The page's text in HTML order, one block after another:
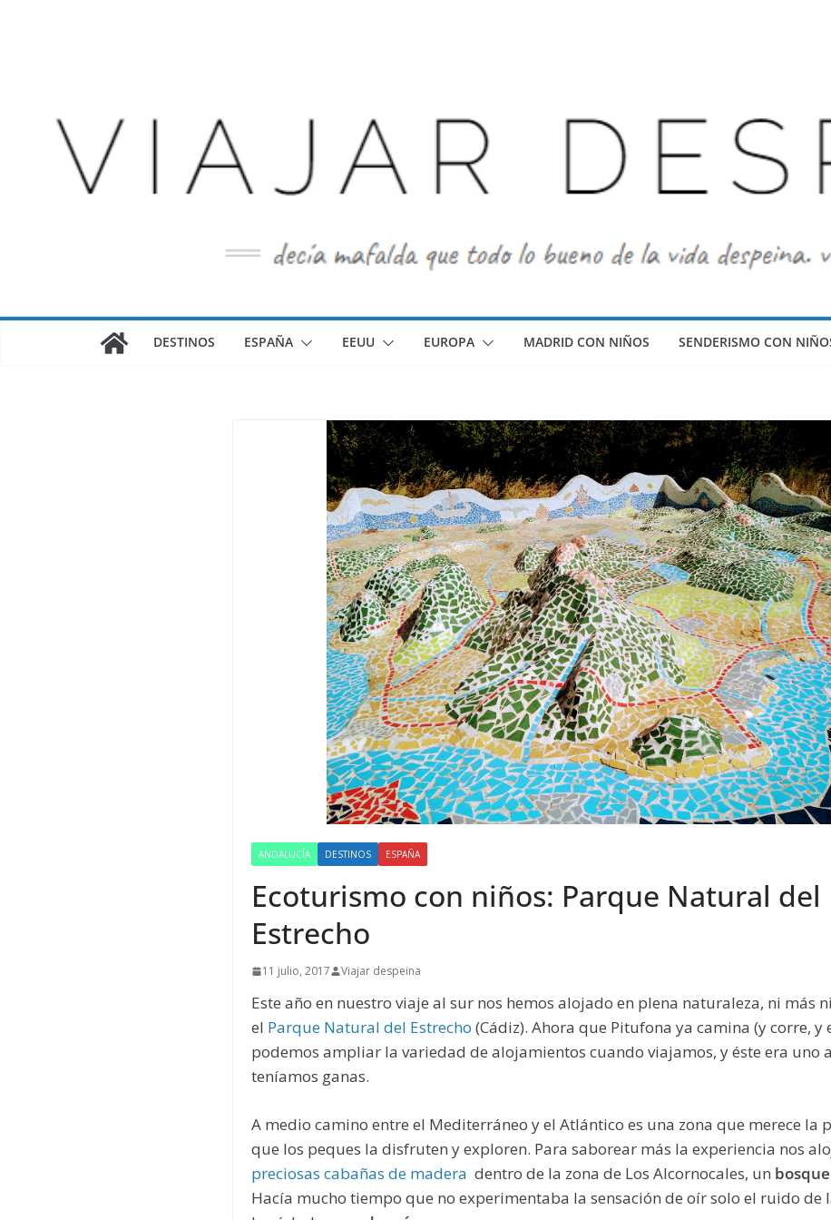
DESTINOS ESPAÑA EEUU EUROPA MADRID CON NIÑOS SENDERISMO CON
ANDALUCÍA DESTINOS ESPAÑA
Ecoturismo con niños: Parque Natural del
Estrecho
11 julio, 2017 Viajar despeina
Este año en nuestro viaje al sur nos hemos alojado en plena naturaleza, ni más
el Parque Natural del Estrecho (Cádiz). Ahora que Pitufona ya camina (y corre, y
podemos ampliar la variedad de alojamientos cuando viajamos, y éste era uno
teníamos ganas.
A medio camino entre el Mediterráneo y el Atlántico es una zona que merece la
que los peques la disfruten y exploren. Para saborear más la experiencia nos
preciosas cabañas de madera dentro de la zona de Los Alcornocales, un
Hacía mucho tiempo que no experimentaba la sensación de oír solo el ruido de